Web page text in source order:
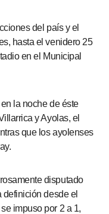
del país y el
hasta el venidero 25
en el Municipal
la noche de éste
y Ayolas, el
que los ayolenses
disputado
definición desde el
impuso por 2 a 1,